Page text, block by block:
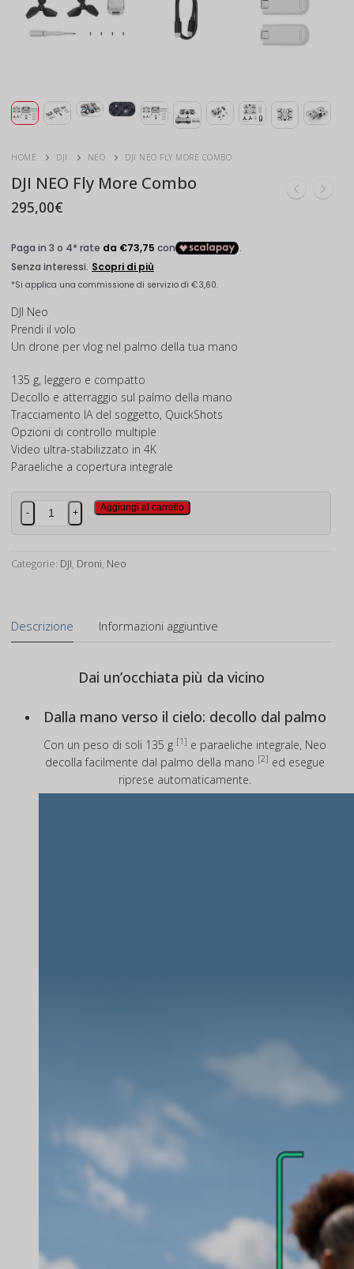
HOME DJI NEO DJI NEO FLY MORE COMBO
DJI NEO Fly More Combo
295,00€
DJI Neo
Prendi il volo
Un drone per vlog nel palmo della tua mano
135 g, leggero e compatto
Decollo e atterraggio sul palmo della mano
Tracciamento IA del soggetto, QuickShots
Opzioni di controllo multiple
Video ultra-stabilizzato in 4K
Paraeliche a copertura integrale
DJI
NEO
More
- +
Aggiungi al carrello
Categorie: DJI, Droni, Neo
Descrizione Informazioni aggiuntive
Dai un’occhiata più da vicino
Dalla mano verso il cielo: decollo dal palmo
Con un peso di soli 135 g [1] e paraeliche integrale, Neo
decolla facilmente dal palmo della mano [2] ed esegue
riprese automaticamente.